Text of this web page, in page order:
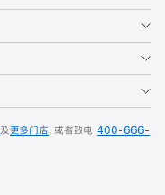
及更多门店，或者致电 400-666-